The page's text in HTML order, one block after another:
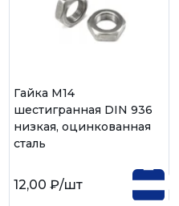
Гайка М14
шестигранная DIN 936
низкая, оцинкованная
сталь
12,00 ₽/шт